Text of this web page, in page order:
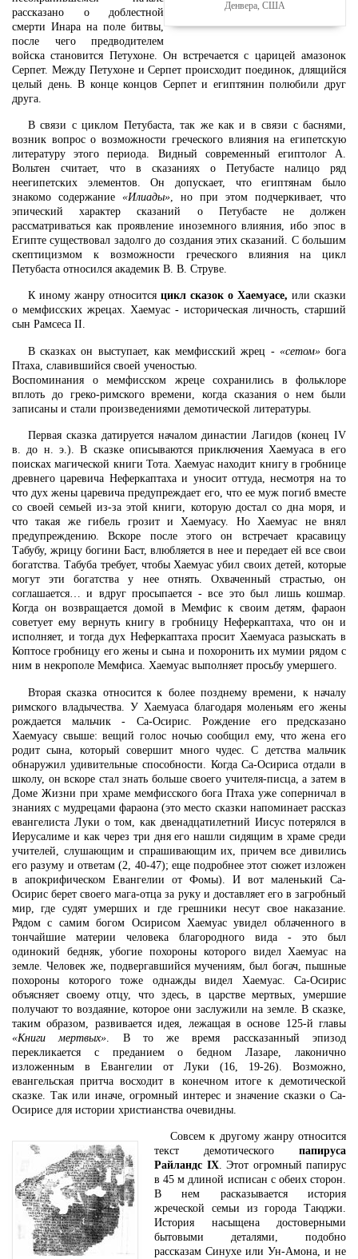
Денвера, США
рассказано о доблестной
смерти Инара на поле битвы,
после чего предводителем
войска становится Петухоне. Он встречается с царицей амазонок
Серпет. Между Петухоне и Серпет происходит поединок, длящийся
целый день. В конце концов Серпет и египтянин полюбили друг
друга.
В связи с циклом Петубаста, так же как и в связи с баснями,
возник вопрос о возможности греческого влияния на египетскую
литературу этого периода. Видный современный египтолог А.
Вольтен считает, что в сказаниях о Петубасте налицо ряд
неегипетских элементов. Он допускает, что египтянам было
знакомо содержание «Илиады», но при этом подчеркивает, что
эпический характер сказаний о Петубасте не должен
рассматриваться как проявление иноземного влияния, ибо эпос в
Египте существовал задолго до создания этих сказаний. С большим
скептицизмом к возможности греческого влияния на цикл
Петубаста относился академик В. В. Струве.
К иному жанру относится цикл сказок о Хаемуасе, или сказки
о мемфисских жрецах. Хаемуас - историческая личность, старший
сын Рамсеса II.
В сказках он выступает, как мемфисский жрец - «сетом»бога
Птаха, славившийся своей ученостью.
Воспоминания о мемфисском жреце сохранились в фольклоре
вплоть до греко-римского времени, когда сказания о нем были
записаны и стали произведениями демотической литературы.
Первая сказка датируется началом династии Лагидов (конец IV
в. до н. э.). В сказке описываются приключения Хаемуаса в его
поисках магической книги Тота. Хаемуас находит книгу в гробнице
древнего царевича Неферкаптаха и уносит оттуда, несмотря на то
что дух жены царевича предупреждает его, что ее муж погиб вместе
со своей семьей из-за этой книги, которую достал со дна моря, и
что такая же гибель грозит и Хаемуасу. Но Хаемуас не внял
предупреждению. Вскоре после этого он встречает красавицу
Табубу, жрицу богини Баст, влюбляется в нее и передает ей все свои
богатства. Табуба требует, чтобы Хаемуас убил своих детей, которые
могут эти богатства у нее отнять. Охваченный страстью, он
соглашается… и вдруг просыпается - все это был лишь кошмар.
Когда он возвращается домой в Мемфис к своим детям, фараон
советует ему вернуть книгу в гробницу Неферкаптаха, что он и
исполняет, и тогда дух Неферкаптаха просит Хаемуаса разыскать в
Коптосе гробницу его жены и сына и похоронить их мумии рядом с
ним в некрополе Мемфиса. Хаемуас выполняет просьбу умершего.
Вторая сказка относится к более позднему времени, к началу
римского владычества. У Хаемуаса благодаря моленьям его жены
рождается мальчик - Са-Осирис. Рождение его предсказано
Хаемуасу свыше: вещий голос ночью сообщил ему, что жена его
родит сына, который совершит много чудес. С детства мальчик
обнаружил удивительные способности. Когда Са-Осириса отдали в
школу, он вскоре стал знать больше своего учителя-писца, а затем в
Доме Жизни при храме мемфисского бога Птаха уже соперничал в
знаниях с мудрецами фараона (это место сказки напоминает рассказ
евангелиста Луки о том, как двенадцатилетний Иисус потерялся в
Иерусалиме и как через три дня его нашли сидящим в храме среди
учителей, слушающим и спрашивающим их, причем все дивились
его разуму и ответам (2, 40-47); еще подробнее этот сюжет изложен
в апокрифическом Евангелии от Фомы). И вот маленький Са-
Осирис берет своего мага-отца за руку и доставляет его в загробный
мир, где судят умерших и где грешники несут свое наказание.
Рядом с самим богом Осирисом Хаемуас увидел облаченного в
тончайшие материи человека благородного вида - это был
одинокий бедняк, убогие похороны которого видел Хаемуас на
земле. Человек же, подвергавшийся мучениям, был богач, пышные
похороны которого тоже однажды видел Хаемуас. Са-Осирис
объясняет своему отцу, что здесь, в царстве мертвых, умершие
получают то воздаяние, которое они заслужили на земле. В сказке,
таким образом, развивается идея, лежащая в основе 125-й главы
«Книги мертвых» . В то же время рассказанный эпизод
перекликается с преданием о бедном Лазаре, лаконично
изложенным в Евангелии от Луки (16, 19-26). Возможно,
евангельская притча восходит в конечном итоге к демотической
сказке. Так или иначе, огромный интерес и значение сказки о Са-
Осирисе для истории христианства очевидны.
Совсем к другому жанру относится
текст демотического папируса
Райландс IX. Этот огромный папирус
в 45 м длиной исписан с обеих сторон.
В нем расказывается история
жреческой семьи из города Таюджи.
История насыщена достоверными
бытовыми деталями, подобно
рассказам Синухе или Ун-Амона, и не